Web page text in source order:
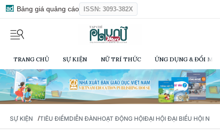
Bảng giá quảng cáo ISSN: 3093-382X
TRANG CHỦ SỰ KIỆN NỮ TRÍ THỨC ỨNG DỤNG & ĐỔI
SỰ KIỆN / TIÊU ĐIỂMDIỄN ĐÀNHOẠT ĐỘNG HỘIĐẠI HỘI ĐẠI BIỂU HỘI NỮ